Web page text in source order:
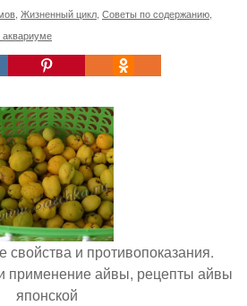
Жизненный цикл Советы по содержанию
аквариуме
и противопоказания.
применение айвы, рецепты айвы
японской